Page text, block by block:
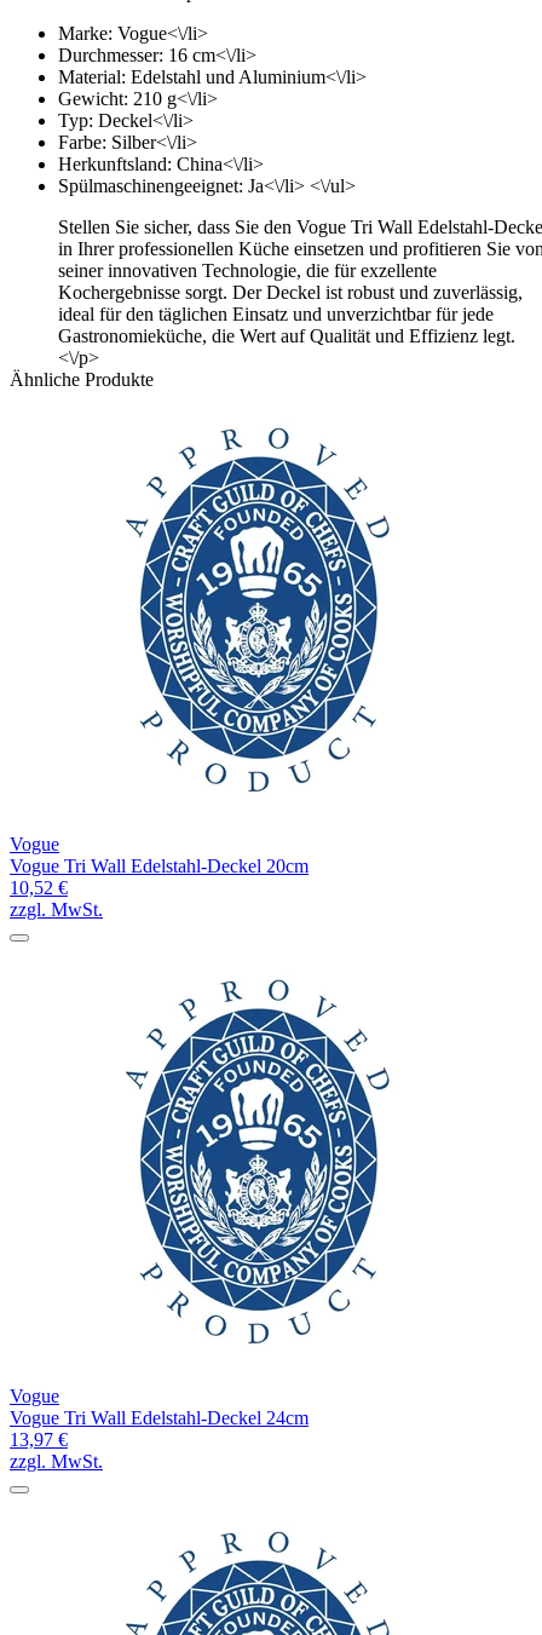
Marke: Vogue<\/li>
Durchmesser: 16 cm<\/li>
Material: Edelstahl und Aluminium<\/li>
Gewicht: 210 g<\/li>
Typ: Deckel<\/li>
Farbe: Silber<\/li>
Herkunftsland: China<\/li>
Spülmaschinengeeignet: Ja<\/li> <\/ul>
Stellen Sie sicher, dass Sie den Vogue Tri Wall Edelstahl-
in Ihrer professionellen Küche einsetzen und profitieren Sie
seiner innovativen Technologie, die für exzellente
Kochergebnisse sorgt. Der Deckel ist robust und zuverlässig,
ideal für den täglichen Einsatz und unverzichtbar für jede
Gastronomieküche, die Wert auf Qualität und Effizienz legt.
<\/p>
Ähnliche Produkte
Vogue
Vogue Tri Wall Edelstahl-Deckel 20cm
10,52 €
zzgl. MwSt.
Vogue
Vogue Tri Wall Edelstahl-Deckel 24cm
13,97 €
zzgl. MwSt.